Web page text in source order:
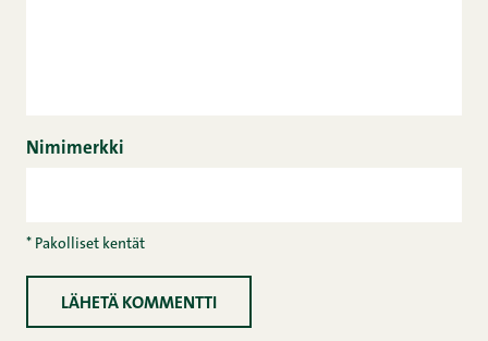
Nimimerkki
* Pakolliset kentät